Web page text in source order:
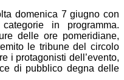
domenica 7 giugno con
in programma.
delle ore pomeridiane,
le tribune del circolo
i protagonisti dell’evento,
di pubblico degna delle